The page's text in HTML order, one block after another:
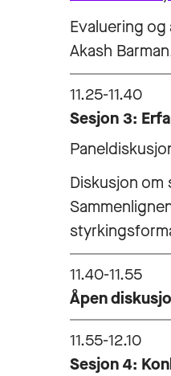
Evaluering
Akash
11.25-11.40
Sesjon 3:
Diskusjon
11.40-11.55
Åpen
11.55-12.10
Sesjon 4: